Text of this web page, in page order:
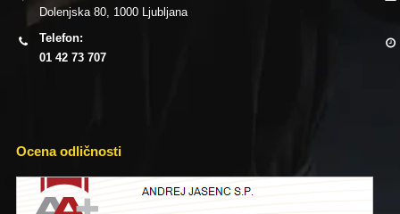
Dolenjska 80, 1000 Ljubljana
Telefon:
01 42 73 707
Ocena odličnosti